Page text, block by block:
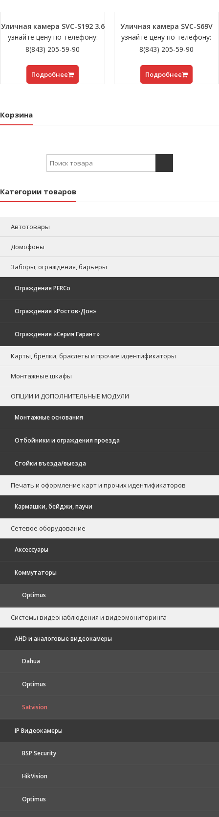
Уличная камера SVC-S192 3.6
узнайте цену по телефону:
8(843) 205-59-90
Подробнее
Уличная камера SVC-S69V
узнайте цену по телефону:
8(843) 205-59-90
Подробнее
Корзина
Search for:
Категории товаров
Автотовары
Домофоны
Заборы, ограждения, барьеры
Ограждения PERCo
Ограждения «Ростов-Дон»
Ограждения «Серия Гарант»
Карты, брелки, браслеты и прочие идентификаторы
Монтажные шкафы
ОПЦИИ И ДОПОЛНИТЕЛЬНЫЕ МОДУЛИ
Монтажные основания
Отбойники и ограждения проезда
Стойки въезда/выезда
Печать и оформление карт и прочих идентификаторов
Кармашки, бейджи, паучи
Сетевое оборудование
Аксессуары
Коммутаторы
Optimus
Системы видеонаблюдения и видеомониторинга
AHD и аналоговые видеокамеры
Dahua
Optimus
Satvision
IP Видеокамеры
BSP Security
HikVision
Optimus